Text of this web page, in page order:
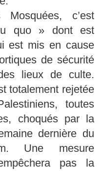
Mosquées, c’est
quo » dont est
est mis en cause
de sécurité
lieux de culte.
totalement rejetée
toutes
choqués par la
dernière du
Une mesure
pas la